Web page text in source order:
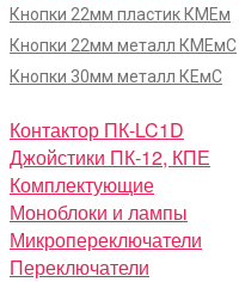
Кнопки 22мм пластик КМЕм
Кнопки 22мм металл КМЕмС
Кнопки 30мм металл КЕмС
Контактор ПК-LC1D
Джойстики ПК-12, КПЕ
Комплектующие
Моноблоки и лампы
Микропереключатели
Переключатели